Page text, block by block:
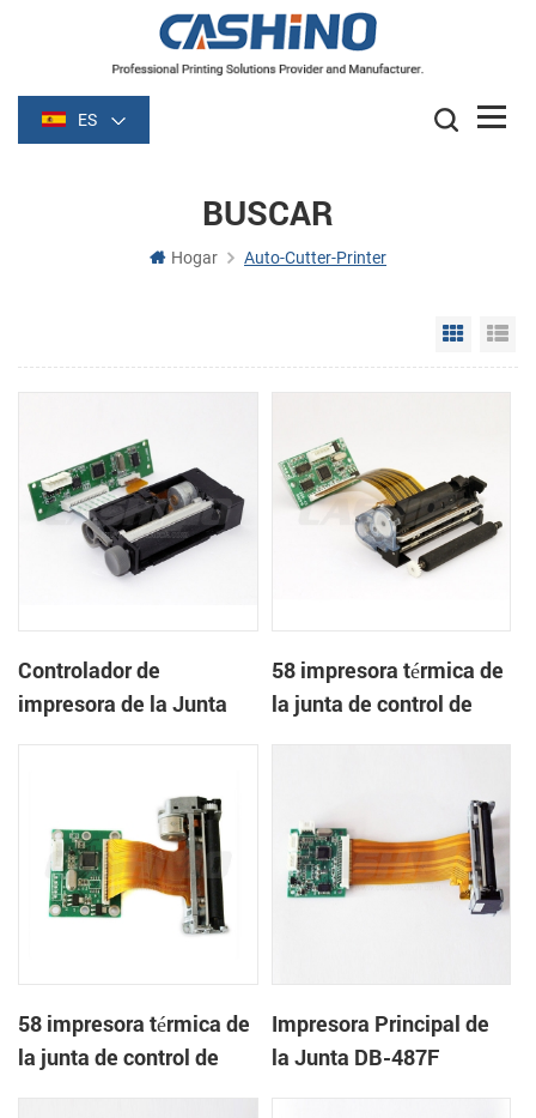
ES
BUSCAR
Hogar Auto-Cutter-Printer
Grid
Controlador de
impresora de la Junta
58 impresora térmica de
la junta de control de
58 impresora térmica de
la junta de control de
Impresora Principal de
la Junta DB-487F